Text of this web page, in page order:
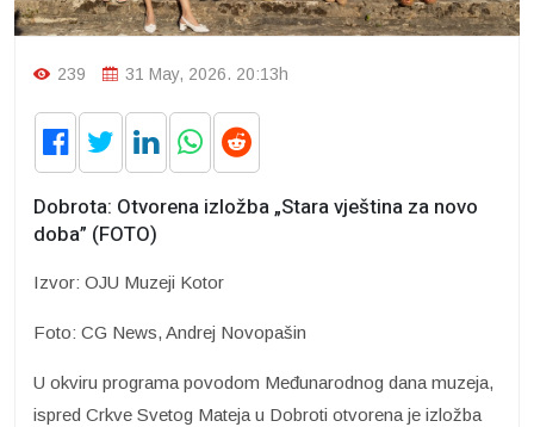
239 31 May, 2026. 20:13h
Dobrota: Otvorena izložba „Stara vještina za novo
doba” (FOTO)
Izvor: OJU Muzeji Kotor
Foto: CG News, Andrej Novopašin
U okviru programa povodom Međunarodnog dana muzeja,
ispred Crkve Svetog Mateja u Dobroti otvorena je izložba